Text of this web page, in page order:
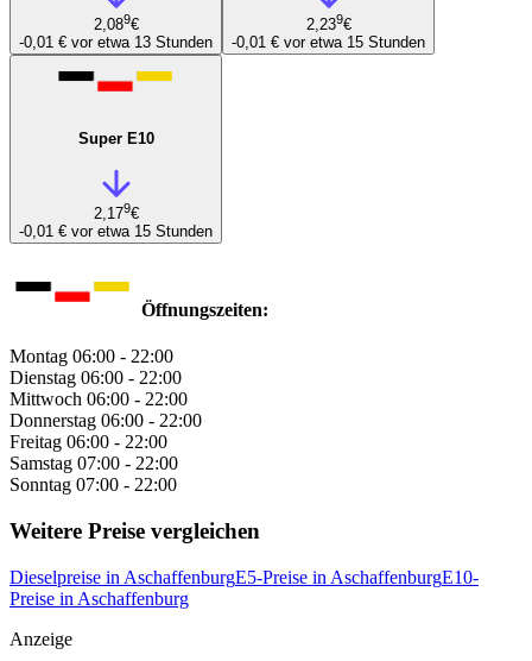
2,089€
-0,01 € vor etwa 13 Stunden
2,239€
-0,01 € vor etwa 15 Stunden
Super E10
2,179€
-0,01 € vor etwa 15 Stunden
Öffnungszeiten:
Montag 06:00 - 22:00
Dienstag 06:00 - 22:00
Mittwoch 06:00 - 22:00
Donnerstag 06:00 - 22:00
Freitag 06:00 - 22:00
Samstag 07:00 - 22:00
Sonntag 07:00 - 22:00
Weitere Preise vergleichen
Dieselpreise in AschaffenburgE5-Preise in AschaffenburgE10-
Preise in Aschaffenburg
Anzeige